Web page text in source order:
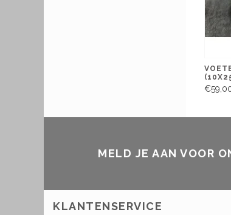
MELD JE AAN VOOR
KLANTENSERVICE